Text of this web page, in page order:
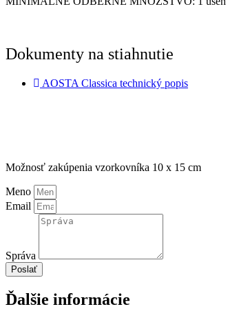
Dokumenty na stiahnutie
AOSTA Classica technický popis
Možnosť zakúpenia vzorkovníka 10 x 15 cm
Meno
Email
Správa
Poslať
Ďalšie informácie